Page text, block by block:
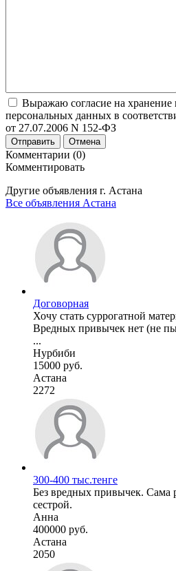
Выражаю согласие на хранение
персональных данных в
от 27.07.2006 N 152-ФЗ
Отправить Отмена
Комментарии (0)
Комментировать
Другие объявления г. Астана
Все объявления Астана
Договорная
Хочу стать суррогатной
Вредных привычек нет (не
...
Нурбиби
15000 руб.
Астана
2272
300-400 тыс.тенге
Без вредных привычек. Сама
сестрой.
Анна
400000 руб.
Астана
2050